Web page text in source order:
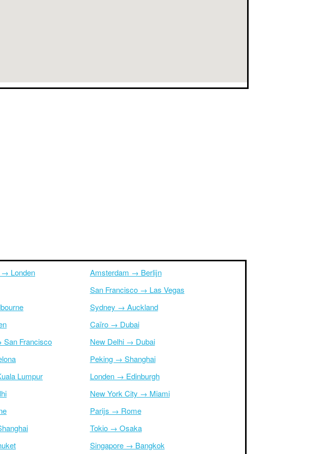
→ Londen
Francisco
Lumpur
Amsterdam → Berlijn
San Francisco → Las Vegas
Sydney → Auckland
Caïro → Dubai
New Delhi → Dubai
Peking → Shanghai
Londen → Edinburgh
New York City → Miami
Parijs → Rome
Tokio → Osaka
Singapore → Bangkok